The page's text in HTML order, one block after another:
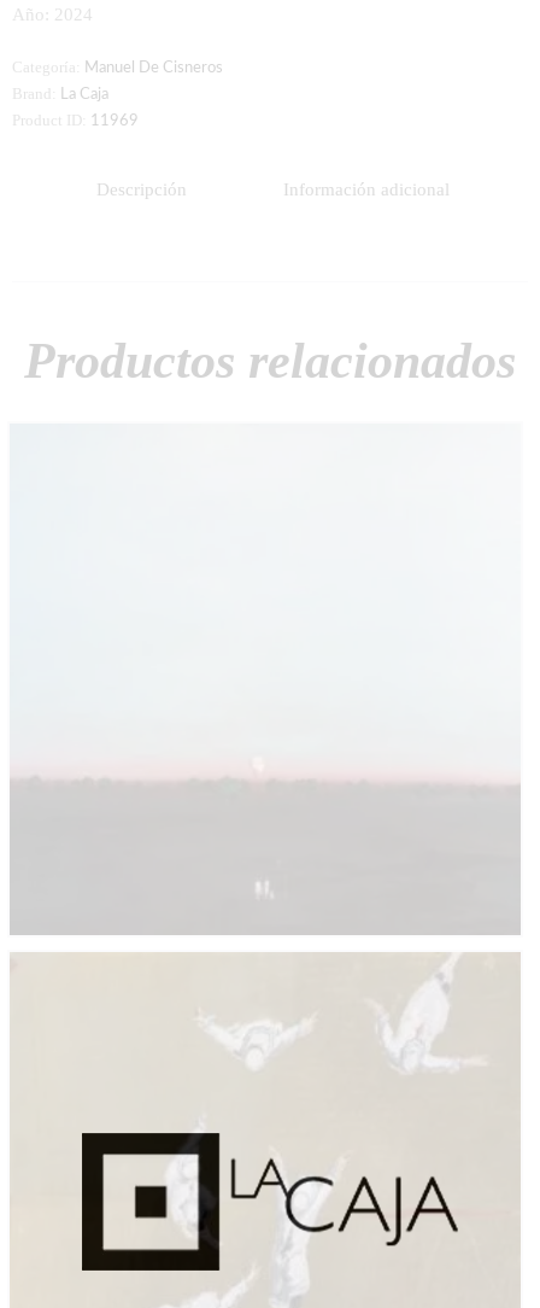
Año: 2024
Categoría: Manuel De Cisneros
Brand: La Caja
Product ID: 11969
Descripción Información adicional
Productos relacionados